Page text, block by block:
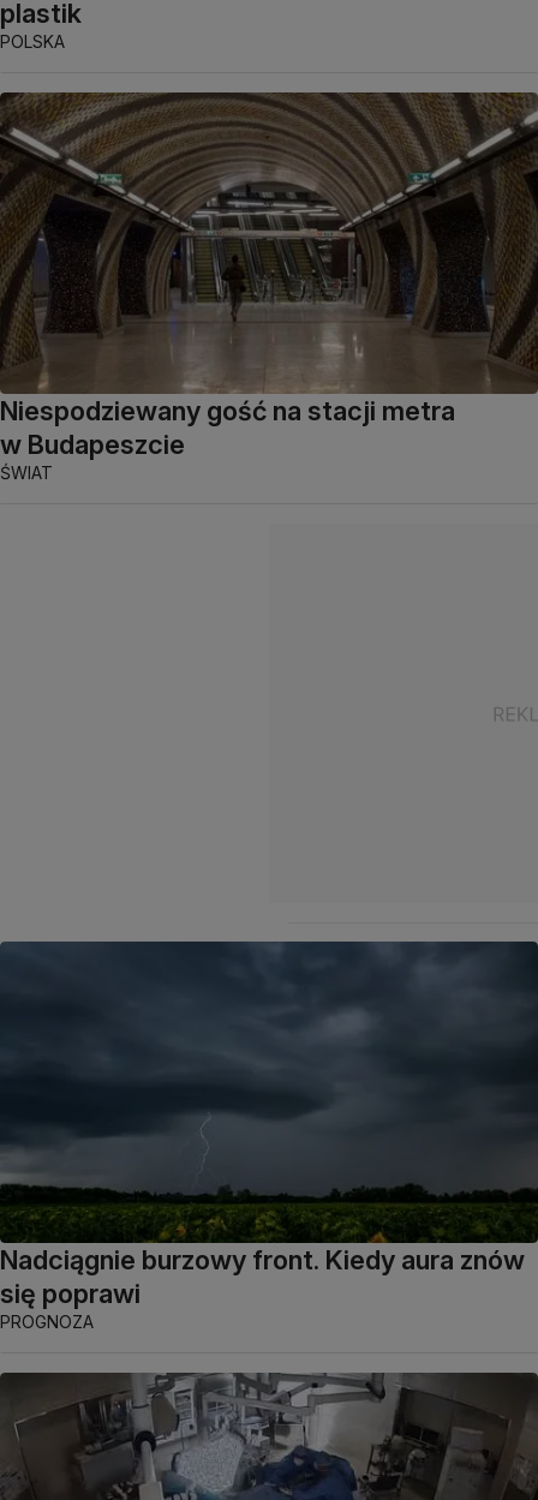
plastik
POLSKA
Niespodziewany gość na stacji metra
w Budapeszcie
ŚWIAT
Nadciągnie burzowy front. Kiedy aura znów
się poprawi
PROGNOZA